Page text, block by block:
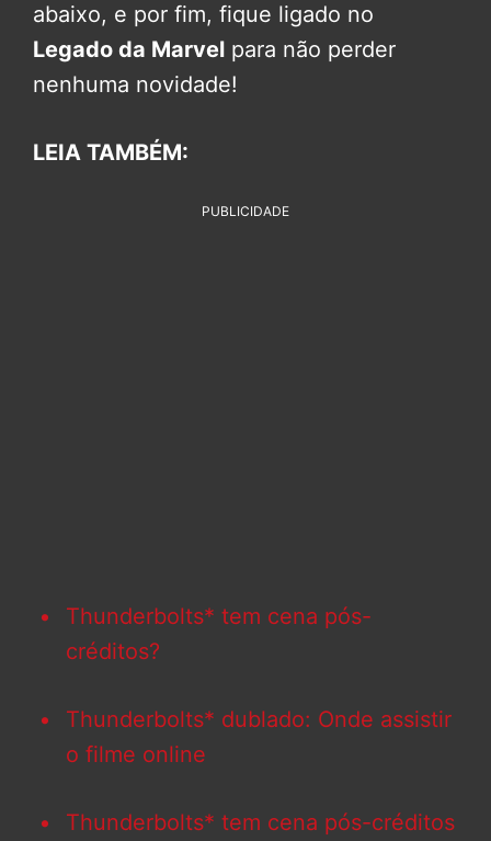
abaixo, e por fim, fique ligado no
Legado da Marvel para não perder
nenhuma novidade!
LEIA TAMBÉM:
PUBLICIDADE
Thunderbolts* tem cena pós-
créditos?
Thunderbolts* dublado: Onde assistir
o filme online
Thunderbolts* tem cena pós-créditos